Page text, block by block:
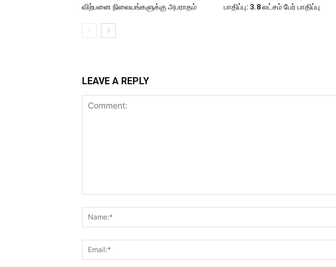
விற்பனை நிலையங்களுக்கு அபராதம்
பாதிப்பு: 3.8 லட்சம் பேர் பாதிப்பு
LEAVE A REPLY